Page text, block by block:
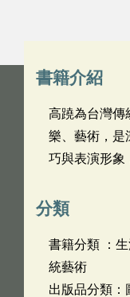
書籍介紹
高蹺為台灣傳
樂、藝術，是
巧與表演形象
分類
書籍分類 ：
統藝術
出版品分類：